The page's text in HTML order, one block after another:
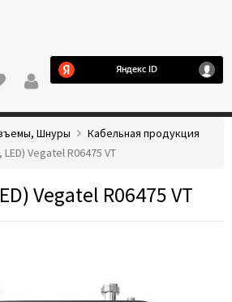
Шнуры
Кабельная продукция
LED) Vegatel R06475 VT
Vegatel R06475 VT